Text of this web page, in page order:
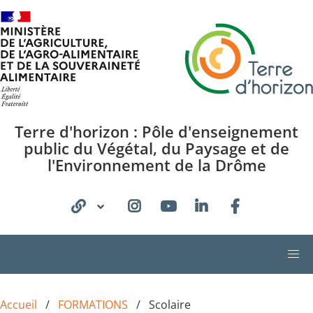
Aller au contenu principal
Terre d'horizon : Pôle d'enseignement
public du Végétal, du Paysage et de
l'Environnement de la Drôme
Accueil FORMATIONS Scolaire